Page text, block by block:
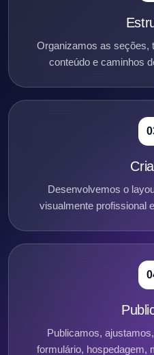
Organizamos as seções,
conteúdo e caminhos
Desenvolvemos o
visualmente profissional
Publicamos,
formulário, hospedagem,